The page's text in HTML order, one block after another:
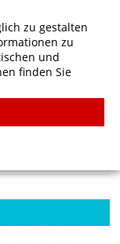
zu gestalten
zu
und
finden Sie